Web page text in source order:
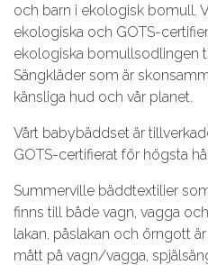
och barn i ekologisk bomull.
ekologiska och GOTS-
ekologiska bomullsodlingen
Sängkläder som är
känsliga hud och vår planet.
Vårt babybäddset är
GOTS-certifierat för högsta
Summerville bäddtextilier
finns till både vagn, vagga
lakan, påslakan och örngott
mått på vagn/vagga,